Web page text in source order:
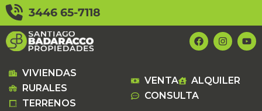
contenido
3446 65-7118
F
a
c
o
k
I
n
s
g
Y
o
u
VIVIENDAS
RURALES
TERRENOS
VENTA
ALQUILER
CONSULTA